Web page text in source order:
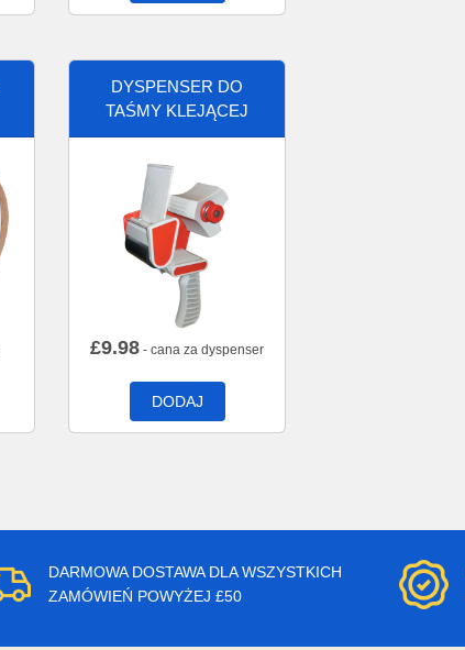
DYSPENSER DO
TAŚMY KLEJĄCEJ
£9.98 - cana za dyspenser
DODAJ
DARMOWA DOSTAWA DLA WSZYSTKICH
ZAMÓWIEŃ POWYŻEJ £50